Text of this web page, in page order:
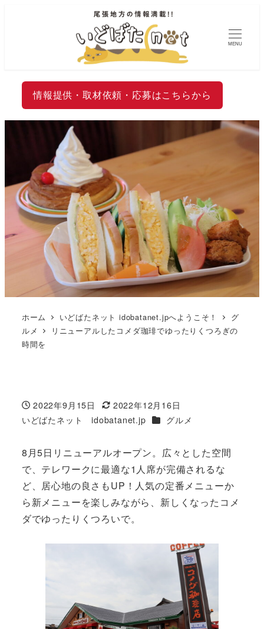
MENU
情報提供・取材依頼・応募はこちらから
ホーム いどばたネット idobatanet.jpへようこそ！
グ
ルメ
リニューアルしたコメダ珈琲でゆったりくつろぎの
時間を
投稿日
2022年9月15日
更新日
2022年12月16日
著
いどばたネット idobatanet.jp カテゴリー
グルメ
8月5日リニューアルオープン。広々とした空間
で、テレワークに最適な1人席が完備されるな
ど、居心地の良さもUP！人気の定番メニューか
ら新メニューを楽しみながら、新しくなったコメ
ダでゆったりくつろいで。